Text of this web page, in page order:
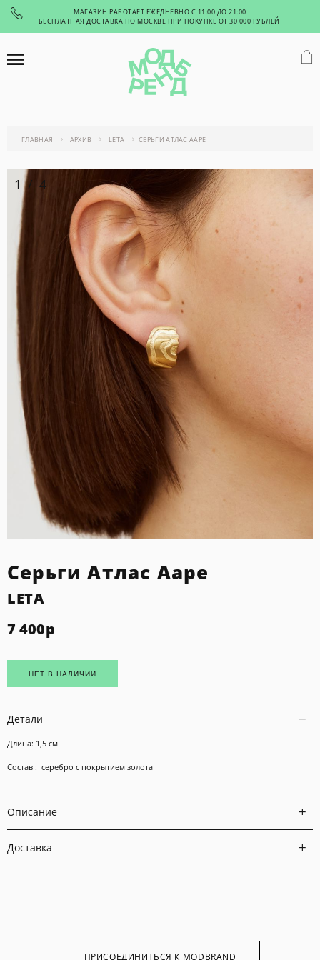
МАГАЗИН РАБОТАЕТ ЕЖЕДНЕВНО С 11:00 ДО 21:00
БЕСПЛАТНАЯ ДОСТАВКА ПО МОСКВЕ ПРИ ПОКУПКЕ ОТ 30 000 РУБЛЕЙ
ГЛАВНАЯ АРХИВ LETA СЕРЬГИ АТЛАС ААРЕ
1 / 4
Серьги Атлас Ааре
LETA
7 400р
НЕТ В НАЛИЧИИ
Детали
Длина: 1,5 см
Состав : серебро с покрытием золота
Описание
Доставка
ПРИСОЕДИНИТЬСЯ К MODBRAND